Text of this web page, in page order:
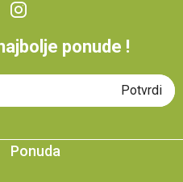
ponude !
Ponuda